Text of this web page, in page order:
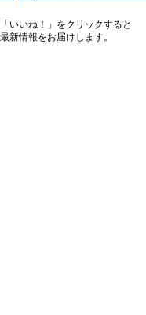
「いいね！」をクリックすると
最新情報をお届けします。